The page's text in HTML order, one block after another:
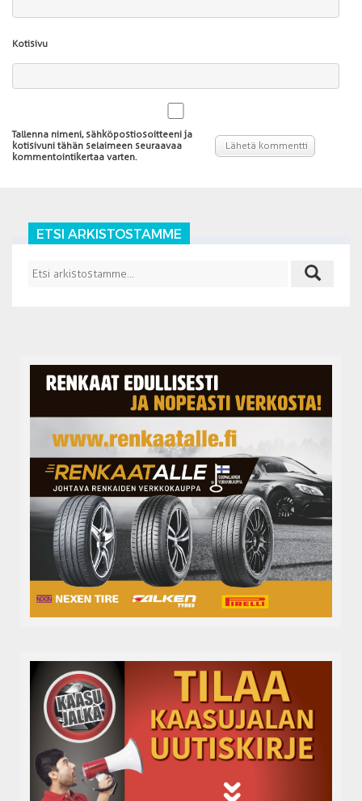
Kotisivu
Tallenna nimeni, sähköpostiosoitteeni ja
kotisivuni tähän selaimeen seuraavaa
kommentointikertaa varten.
ETSI ARKISTOSTAMME